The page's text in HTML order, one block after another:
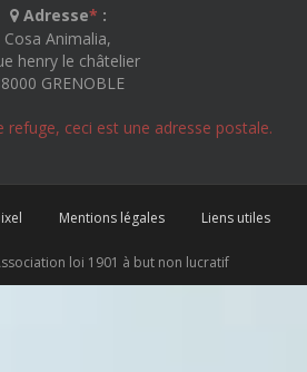
Adresse* :
Cosa Animalia,
henry le châtelier
GRENOBLE
ceci est une adresse postale.
Mentions légales Liens utiles
loi 1901 à but non lucratif